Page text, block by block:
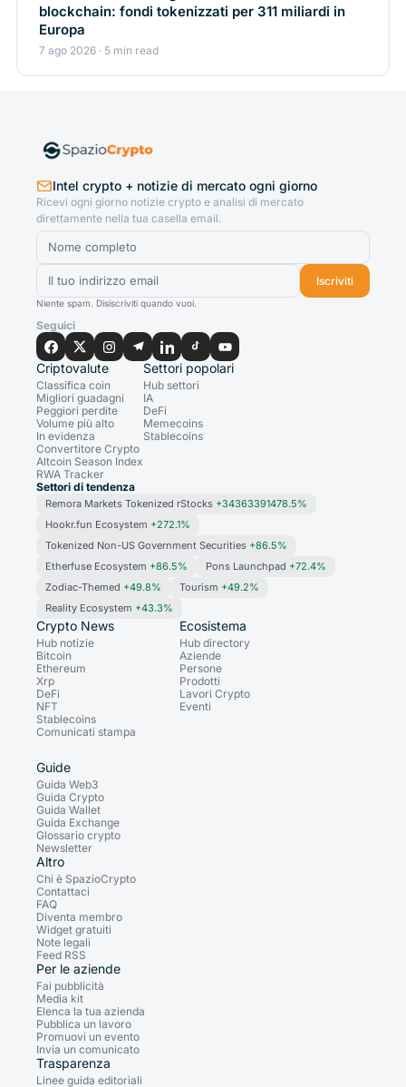
blockchain: fondi tokenizzati per 311 miliardi in
Europa
7 ago 2026 · 5 min read
Intel crypto + notizie di mercato ogni giorno
Ricevi ogni giorno notizie crypto e analisi di mercato
direttamente nella tua casella email.
Iscriviti
Niente spam. Disiscriviti quando vuoi.
Seguici
Criptovalute
Classifica coin
Migliori guadagni
Peggiori perdite
Volume più alto
In evidenza
Convertitore Crypto
Altcoin Season Index
RWA Tracker
Settori popolari
Hub settori
IA
DeFi
Memecoins
Stablecoins
Settori di tendenza
Remora Markets Tokenized rStocks +34363391478.5%
Hookr.fun Ecosystem +272.1%
Tokenized Non-US Government Securities +86.5%
Etherfuse Ecosystem +86.5% Pons Launchpad +72.4%
Zodiac-Themed +49.8% Tourism +49.2%
Reality Ecosystem +43.3%
Crypto News
Hub notizie
Bitcoin
Ethereum
Xrp
DeFi
NFT
Stablecoins
Comunicati stampa
Ecosistema
Hub directory
Aziende
Persone
Prodotti
Lavori Crypto
Eventi
Guide
Guida Web3
Guida Crypto
Guida Wallet
Guida Exchange
Glossario crypto
Newsletter
Altro
Chi è SpazioCrypto
Contattaci
FAQ
Diventa membro
Widget gratuiti
Note legali
Feed RSS
Per le aziende
Fai pubblicità
Media kit
Elenca la tua azienda
Pubblica un lavoro
Promuovi un evento
Invia un comunicato
Trasparenza
Linee guida editoriali